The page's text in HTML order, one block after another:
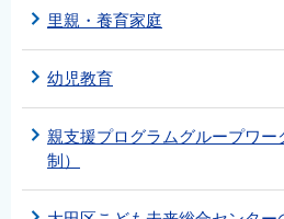
里親・養育家庭
幼児教育
親支援プログラムグループワー
制）